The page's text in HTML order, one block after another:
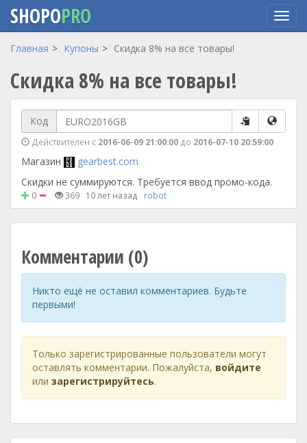
Перейти
основному
содержанию
SHOPOPRO
Главная Купоны Скидка 8% на все товары!
Скидка 8% на все товары!
Код
Действителен с 2016-06-09 21:00:00 до 2016-07-10 20:59:00
Магазин
gearbest.com
Скидки не суммируются. Требуется ввод промо-кода.
0 369 10 лет назад robot
Комментарии (0)
Никто ещё не оставил комментариев. Будьте
первыми!
Только зарегистрированные пользователи могут
оставлять комментарии. Пожалуйста, войдите
или зарегистрируйтесь.